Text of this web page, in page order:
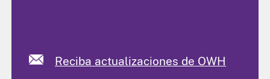
Reciba actualizaciones de OWH